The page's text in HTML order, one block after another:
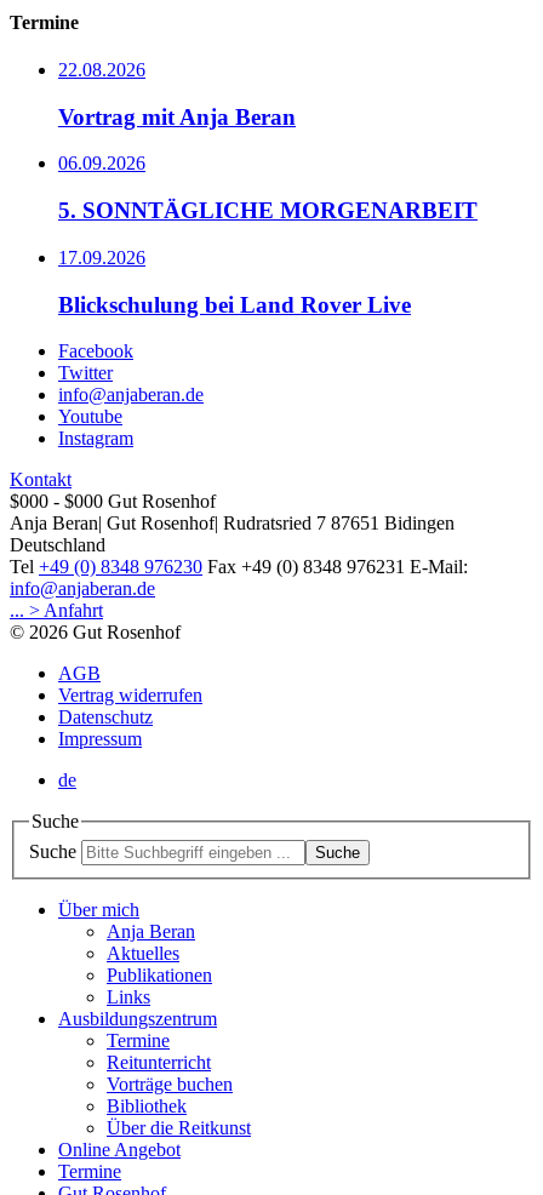
Termine
22.08.2026
Vortrag mit Anja Beran
06.09.2026
5. SONNTÄGLICHE MORGENARBEIT
17.09.2026
Blickschulung bei Land Rover Live
Facebook
Twitter
info@anjaberan.de
Youtube
Instagram
Kontakt
$000 - $000 Gut Rosenhof
Anja Beran| Gut Rosenhof| Rudratsried 7 87651 Bidingen
Deutschland
Tel +49 (0) 8348 976230 Fax +49 (0) 8348 976231 E-Mail:
info@anjaberan.de
... > Anfahrt
© 2026 Gut Rosenhof
AGB
Vertrag widerrufen
Datenschutz
Impressum
de
Suche
Suche
Suche
Über mich
Anja Beran
Aktuelles
Publikationen
Links
Ausbildungszentrum
Termine
Reitunterricht
Vorträge buchen
Bibliothek
Über die Reitkunst
Online Angebot
Termine